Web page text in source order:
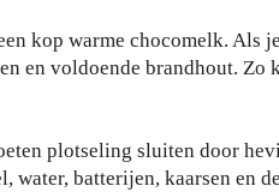
kop warme chocomelk. Als
en voldoende brandhout. Zo
plotseling sluiten door
water, batterijen, kaarsen en